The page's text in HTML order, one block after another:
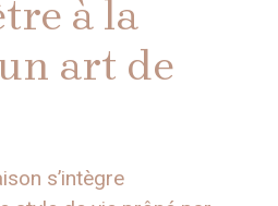
à la
art de
s’intègre